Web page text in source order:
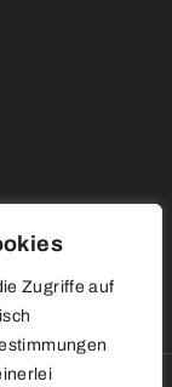
Zugriffe auf